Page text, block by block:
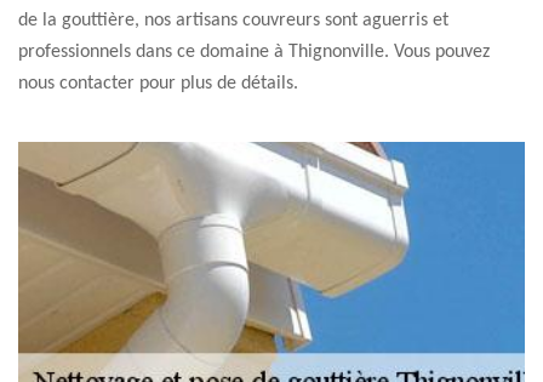
de la gouttière, nos artisans couvreurs sont aguerris et
professionnels dans ce domaine à Thignonville. Vous pouvez
nous contacter pour plus de détails.